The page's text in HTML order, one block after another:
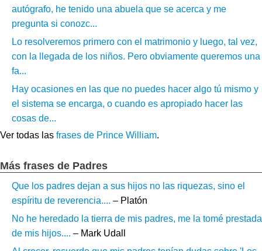
autógrafo, he tenido una abuela que se acerca y me
pregunta si conozc...
Lo resolveremos primero con el matrimonio y luego, tal vez,
con la llegada de los niños. Pero obviamente queremos una
fa...
Hay ocasiones en las que no puedes hacer algo tú mismo y
el sistema se encarga, o cuando es apropiado hacer las
cosas de...
Ver todas las frases de Prince William.
Más frases de Padres
Que los padres dejan a sus hijos no las riquezas, sino el
espíritu de reverencia.... – Platón
No he heredado la tierra de mis padres, me la tomé prestada
de mis hijos.... – Mark Udall